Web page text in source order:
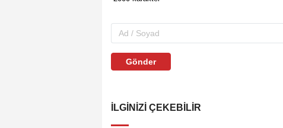
Gönder
İLGINIZI ÇEKEBILIR